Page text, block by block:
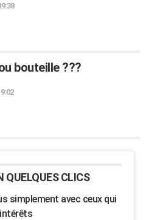
bouteille ???
QUELQUES CLICS
simplement avec ceux qui